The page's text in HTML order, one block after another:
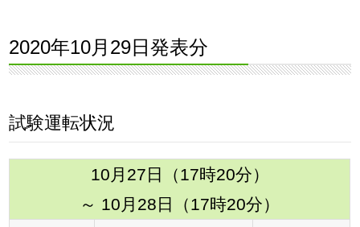
2020年10月29日発表分
試験運転状況
10月27日（17時20分）
～ 10月28日（17時20分）